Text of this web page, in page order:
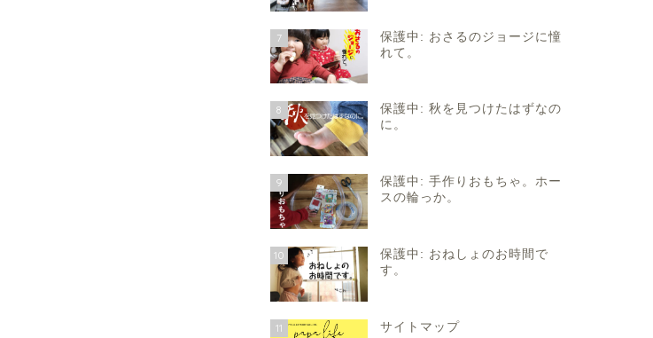
7
保護中: おさるのジョージに憧
れて。
8
保護中: 秋を見つけたはずなの
に。
9
保護中: 手作りおもちゃ。ホー
スの輪っか。
10
保護中: おねしょのお時間で
す。
11 サイトマップ